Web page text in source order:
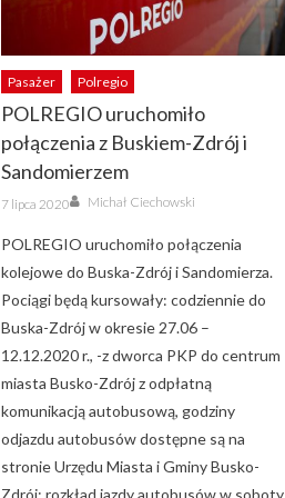
Pasażer Polregio
POLREGIO uruchomiło
połączenia z Buskiem-Zdrój i
Sandomierzem
Posted
on
7 lipca 2020 Author
Michał Ciechowski
POLREGIO uruchomiło połączenia
kolejowe do Buska-Zdrój i Sandomierza.
Pociągi będą kursowały: codziennie do
Buska-Zdrój w okresie 27.06 –
12.12.2020 r., -z dworca PKP do centrum
miasta Busko-Zdrój z odpłatną
komunikacją autobusową, godziny
odjazdu autobusów dostępne są na
stronie Urzędu Miasta i Gminy Busko-